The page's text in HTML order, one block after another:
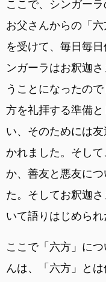
ここで、シンガー
お父さんからの「
を受けて、毎日毎
ンガーラはお釈迦
うことになったの
方を礼拝する準備
い、そのためには
かれました。そし
か、善友と悪友に
た。そしてお釈迦
いて語りはじめられ
ここで「六方」に
んは、「六方」と